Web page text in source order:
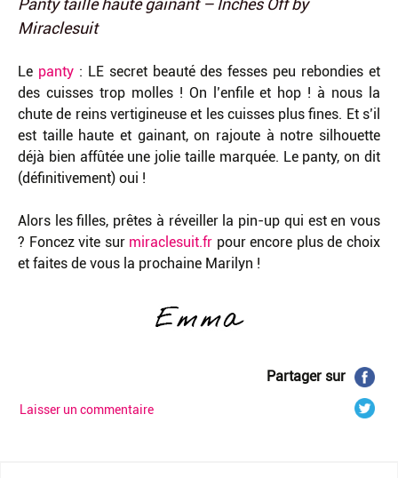
Panty taille haute gainant – Inches Off by
Miraclesuit
Le panty: LE secret beauté des fesses peu rebondies et
des cuisses trop molles ! On l’enfile et hop ! à nous la
chute de reins vertigineuse et les cuisses plus fines. Et s’il
est taille haute et gainant, on rajoute à notre silhouette
déjà bien affûtée une jolie taille marquée. Le panty, on dit
(définitivement) oui !
Alors les filles, prêtes à réveiller la pin-up qui est en vous
? Foncez vite sur miraclesuit.fr pour encore plus de choix
et faites de vous la prochaine Marilyn !
Partager sur
Laisser un commentaire